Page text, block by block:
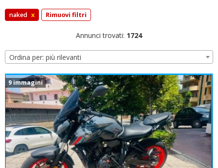
naked x Rimuovi filtri
Annunci trovati: 1724
Ordina per: più rilevanti
9 immagini